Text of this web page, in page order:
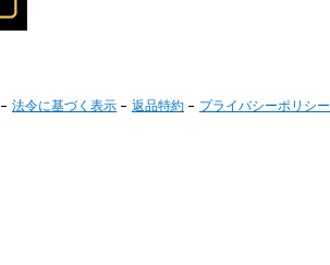
法令に基づく表示 返品特約 プライバシーポリシー